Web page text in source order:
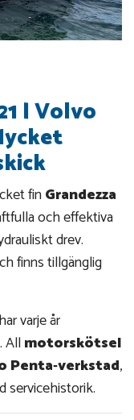
| Volvo
finGrandezza
och effektiva
drev.
finns tillgänglig
varje år
. Allmotorskötsel
Penta‑verkstad,
servicehistorik.